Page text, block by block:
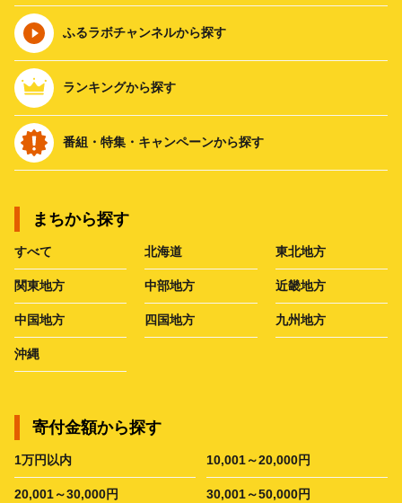
ふるラボチャンネルから探す
ランキングから探す
番組・特集・キャンペーンから探す
まちから探す
すべて 北海道 東北地方
関東地方 中部地方 近畿地方
中国地方 四国地方 九州地方
沖縄
寄付金額から探す
1万円以内 10,001～20,000円
20,001～30,000円 30,001～50,000円